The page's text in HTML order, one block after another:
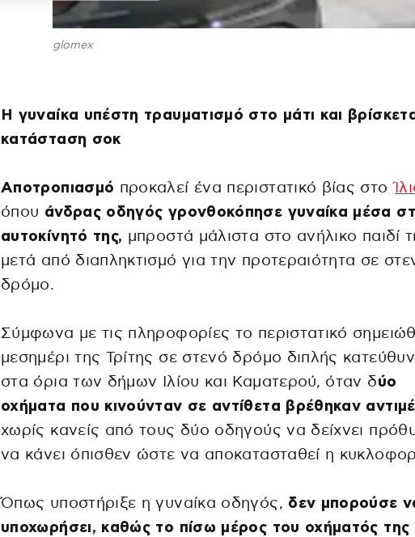
glomex
Η γυναίκα υπέστη τραυματισμό στο μάτι και
κατάσταση σοκ
Αποτροπιασμό προκαλεί ένα περιστατικό βίας στο
όπου άνδρας οδηγός γρονθοκόπησε γυναίκα μέσα
αυτοκίνητό της, μπροστά μάλιστα στο ανήλικο παιδί
μετά από διαπληκτισμό για την προτεραιότητα σε
δρόμο.
Σύμφωνα με τις πληροφορίες το περιστατικό
μεσημέρι της Τρίτης σε στενό δρόμο διπλής
στα όρια των δήμων Ιλίου και Καματερού, όταν δύο
οχήματα που κινούνταν σε αντίθετα βρέθηκαν
χωρίς κανείς από τους δύο οδηγούς να δείχνει
να κάνει όπισθεν ώστε να αποκατασταθεί η
Όπως υποστήριξε η γυναίκα οδηγός, δεν μπορούσε
υποχωρήσει, καθώς το πίσω μέρος του οχήματός της